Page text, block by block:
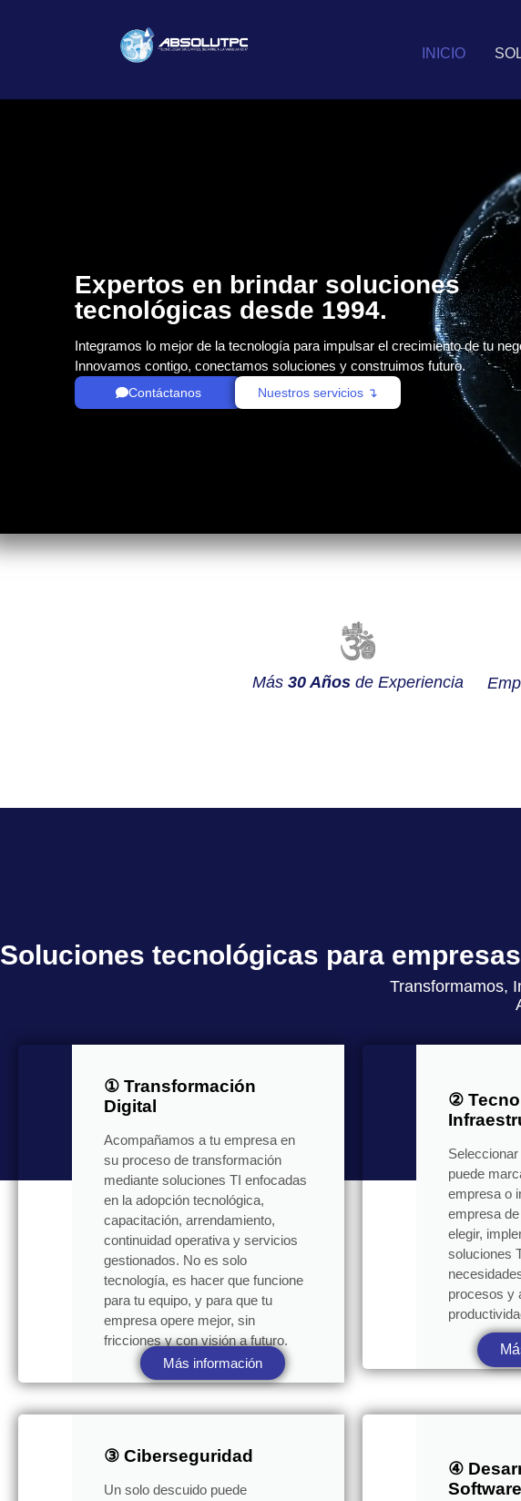
INICIO
Expertos en brindar soluciones
tecnológicas desde 1994.
Integramos lo mejor de la tecnología para impulsar el crecimiento de tu
Innovamos contigo, conectamos soluciones y construimos futuro.
Contáctanos Nuestros servicios ↴
Más 30 Años de Experiencia
Soluciones tecnológicas para empresas
Transformamos,
① Transformación
Digital
Acompañamos a tu empresa en
su proceso de transformación
mediante soluciones TI enfocadas
en la adopción tecnológica,
capacitación, arrendamiento,
continuidad operativa y servicios
gestionados. No es solo
tecnología, es hacer que funcione
para tu equipo, y para que tu
empresa opere mejor, sin
fricciones y con visión a futuro.
Más información
②
puede
empresa o
empresa
elegir,
soluciones
procesos y
③ Ciberseguridad
Un solo descuido puede
④
Software